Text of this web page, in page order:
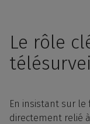
Le rôle
En insistant sur le
directement relié